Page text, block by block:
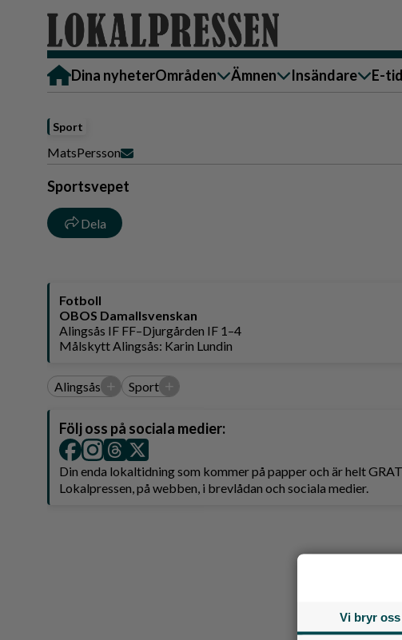
Dina nyheterOmråden
Lerum
Ämnen
Krönika
Insändare
Härryda
E-
Sport
MatsPersson
Sportsvepet
Dela
Fotboll
OBOS Damallsvenskan
Alingsås IF FF–Djurgården IF 1–4
Målskytt Alingsås: Karin Lundin
Alingsås + Sport +
Följ oss på sociala medier:
Din enda lokaltidning som kommer på papper och är helt
Lokalpressen, på webben, i brevlådan och sociala medier.
Vi bryr